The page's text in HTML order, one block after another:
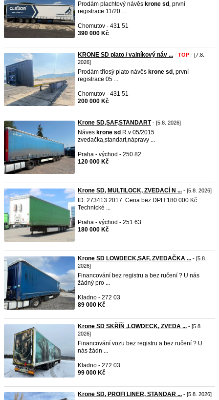
Prodám plachtový návěs krone sd , první
registrace 11/20 ...
Chomutov - 431 51
390 000 Kč
KRONE SD plato / valníkový náv ... - TOP - [7.8.
2026]
Prodám tříosý plato návěs krone sd , první
registrace 05 ...
Chomutov - 431 51
200 000 Kč
Krone SD,SAF,STANDART- [5.8. 2026]
Náves krone sd R.v 05/2015
zvedačka,standart,nápravy ...
Praha - východ - 250 82
120 000 Kč
Krone SD, MULTILOCK, ZVEDACÍ N ... - [5.8. 2026]
ID: 273413 2017. Cena bez DPH 180 000 Kč
Technické ...
Praha - východ - 251 63
180 000 Kč
Krone SD LOWDECK,SAF, ZVEDAČKA ... - [5.8.
2026]
Financování bez registru a bez ručení ? U nás
žádný pro ...
Kladno - 272 03
89 000 Kč
Krone SD SKŘÍŇ ,LOWDECK, ZVEDA ... - [5.8.
2026]
Financování vozu bez registru a bez ručení ? U
nás žádn ...
Kladno - 272 03
99 000 Kč
Krone SD, PROFI LINER, STANDAR ... - [5.8. 2026]